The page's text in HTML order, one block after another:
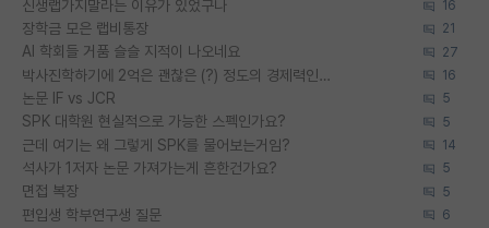
신생랩가지말라는 이유가 있었구나 16
장학금 모은 랩비통장 21
AI 학회들 거품 슬슬 지적이 나오네요 27
박사진학하기에 2억은 괜찮은 (?) 정도의 경제력인가요 16
논문 IF vs JCR 5
SPK 대학원 현실적으로 가능한 스펙인가요? 5
근데 여기는 왜 그렇게 SPK를 물어보는거임? 14
석사가 1저자 논문 가져가는게 흔한건가요? 5
면접 복장 5
편입생 학부연구생 질문 6